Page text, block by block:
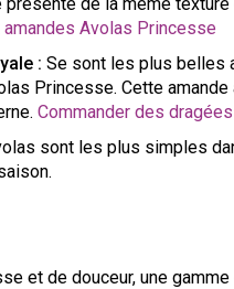
Avolas Princesse
: Se sont les plus belles
Princesse. Cette
Commander des
sont les plus simples
et de douceur, une